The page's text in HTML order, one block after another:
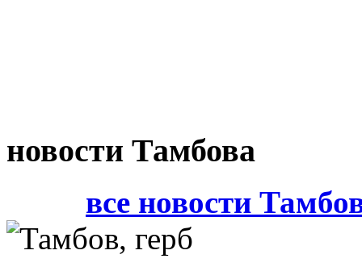
новости Тамбова
все новости